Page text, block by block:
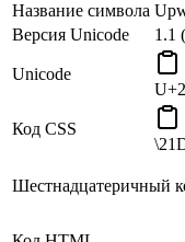
Название символа
Версия Unicode
1.1
Unicode
Код CSS
Шестнадцатеричный